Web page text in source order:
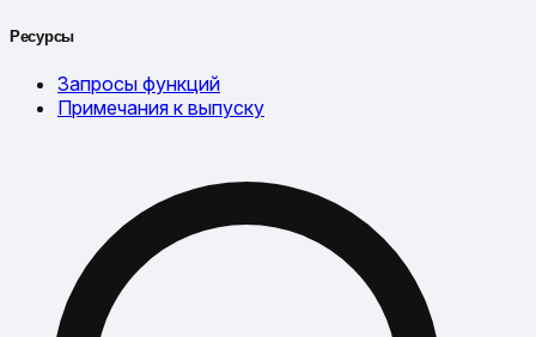
Ресурсы
Запросы функций
Примечания к выпуску